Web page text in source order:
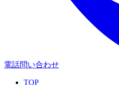
電話問い合わせ
TOP